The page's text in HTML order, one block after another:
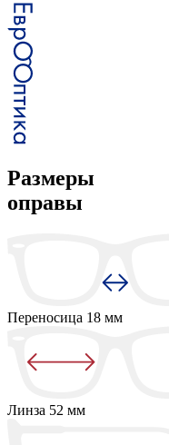
Размеры
оправы
Переносица 18 мм
Линза 52 мм